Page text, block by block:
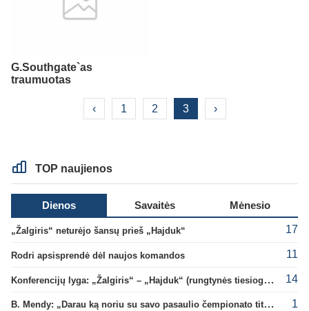
G.Southgate`as
traumuotas
‹ 1 2 3 ›
TOP naujienos
Dienos Savaitės Mėnesio
„Žalgiris“ neturėjo šansų prieš „Hajduk“ 17
Rodri apsisprendė dėl naujos komandos 11
Konferencijų lyga: „Žalgiris“ – „Hajduk“ (rungtynės tiesiogiai) 14
B. Mendy: „Darau ką noriu su savo pasaulio čempionato titulu“ 1